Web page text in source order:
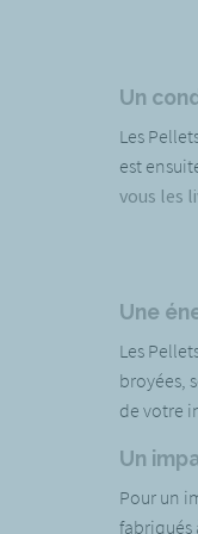
Un
Les
est
vous les
Une
Les
broyées,
de votre
Un
Pour un
fabriqués